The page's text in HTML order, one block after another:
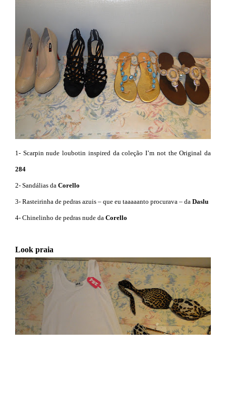
1- Scarpin nude loubotin inspired da coleção I’m not the Original da
284
2- Sandálias da Corello
3- Rasteirinha de pedras azuis – que eu taaaaanto procurava – da Daslu
4- Chinelinho de pedras nude da Corello
Look praia